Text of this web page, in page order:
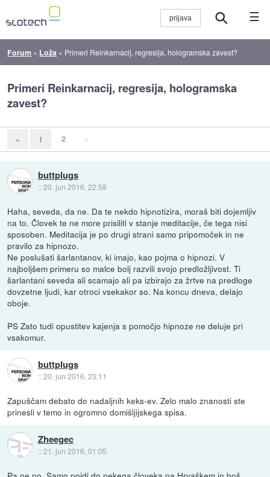
☰
Forum » Loža » Primeri Reinkarnacij, regresija, hologramska zavest?
Primeri Reinkarnacij, regresija, hologramska
zavest?
« 1 2 »
buttplugs
::20. jun 2016, 22:58
Haha, seveda, da ne. Da te nekdo hipnotizira, moraš biti dojemljiv
na to. Človek te ne more prisiliti v stanje meditacije, če tega nisi
sposoben. Meditacija je po drugi strani samo pripomoček in ne
pravilo za hipnozo.
Ne poslušati šarlantanov, ki imajo, kao pojma o hipnozi. V
najboljšem primeru so malce bolj razvili svojo predložljivost. Ti
šarlantani seveda ali scamajo ali pa izbirajo za žrtve na predloge
dovzetne ljudi, kar otroci vsekakor so. Na koncu dneva, delajo
oboje.
PS Zato tudi opustitev kajenja s pomočjo hipnoze ne deluje pri
vsakomur.
buttplugs
::20. jun 2016, 23:11
Zapuščam debato do nadaljnih keks-ev. Zelo malo znanosti ste
prinesli v temo in ogromno domišljijskega spisa.
Zheegec
::21. jun 2016, 01:05